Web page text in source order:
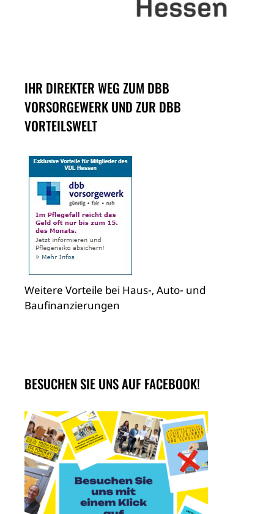
IHR DIREKTER WEG ZUM DBB
VORSORGEWERK UND ZUR DBB
VORTEILSWELT
Weitere Vorteile bei Haus-, Auto- und
Baufinanzierungen
BESUCHEN SIE UNS AUF FACEBOOK!